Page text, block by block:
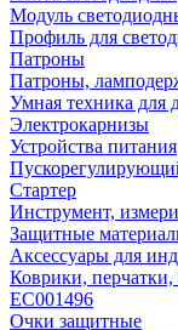
Модуль
Профиль для
Патроны
Патроны,
Умная техника для
Электрокарнизы
Устройства питания
Стартер
Инструмент,
Защитные
Аксессуары для
Коврики, перчатки,
EC001496
Очки защитные